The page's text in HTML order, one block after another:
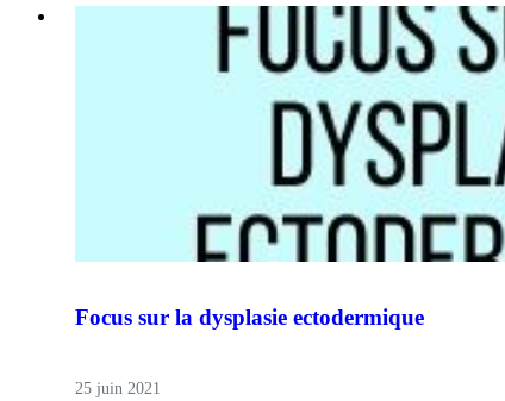
Focus sur la dysplasie ectodermique
25 juin 2021